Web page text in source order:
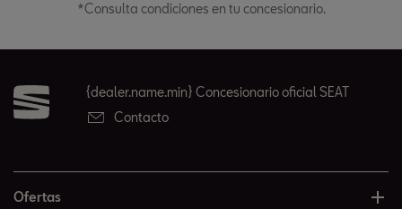
*Consulta condiciones en tu concesionario.
{dealer.name.min} Concesionario oficial SEAT
Contacto
Ofertas